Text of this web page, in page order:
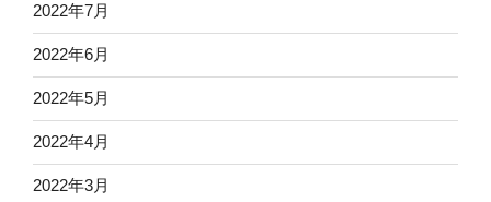
2022年7月
2022年6月
2022年5月
2022年4月
2022年3月